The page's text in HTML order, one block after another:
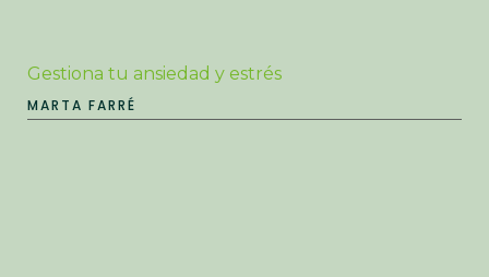
Gestiona tu ansiedad y estrés
MARTA FARRÉ